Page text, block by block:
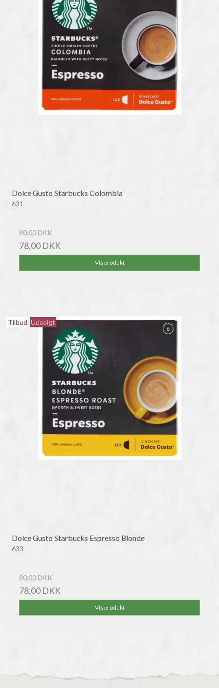
Dolce Gusto Starbucks Colombia
631
80,00 DKK
78,00 DKK
Vis produkt
Tilbud Udsolgt
Dolce Gusto Starbucks Espresso Blonde
633
80,00 DKK
78,00 DKK
Vis produkt